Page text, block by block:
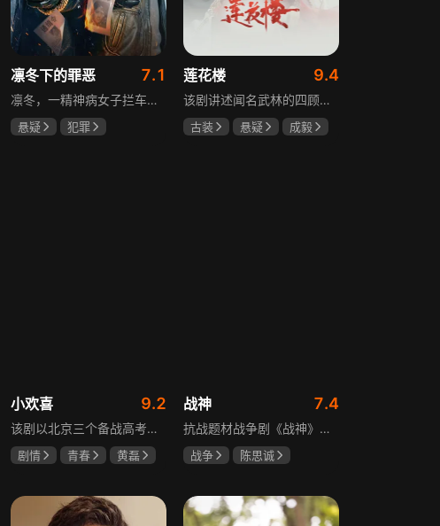
凛冬下的罪恶 7.1
凛冬，一精神病女子拦车报案，称丈夫杀人，刑警沈栋梁吴红兵由此揭开系列碎尸案真相。然而风浪未平，储蓄所抢劫杀人案，少女失踪案，流窜抢车案接连发生，沈栋梁与吴红兵追凶之际，竟牵出改变二人命运的人性悲剧。
悬疑
犯罪
莲花楼 9.4
该剧讲述闻名武林的四顾门门主李相夷在一次大战后身受重伤，从此退隐江湖成为淡泊名利的“假神医”李莲花。他遇到新交方多病与旧敌笛飞声后，重新卷入江湖。江湖暗流涌动，疑团扑朔迷离，抽丝剥茧方能断出真相，一段荡气回肠的侠义情即将热血展开，展现了侠义、探案与江湖恩怨交织的精彩故事。
古装 悬疑
成毅
小欢喜 9.2
该剧以北京三个备战高考的家庭为核心，讲述童文洁与方一凡、宋倩与乔英子、季胜利与季杨杨这几组亲子，在升学压力下，围绕成绩、陪伴、沟通等问题产生的矛盾与磨合，展现了中年家长与青春期孩子共同成长的温馨故事。
剧情 青春
黄磊
战神 7.4
抗战题材战争剧《战神》讲述太行山一带，八路军游击队司令龙大谷骁勇善战、机智过人，15岁就参加了红军，身经百战，被军中将士们奉为“战神”。抗日战争爆发前，龙大谷因在抗大学习期间为替警卫员李广出头，一时冲动出手打了同期学员张道平，受了处分。以至于在红军缩编为八路军之时，龙大谷从原来的红军副师长降为游击队司令，随行上任的只有警卫员李广和参谋刘水泉二人，以及上级领导田烽给他的五十块大洋。即便如此，龙大谷依然不屈不挠，硬是在山西这块热土上平地拉起一支敢打、能拼、必胜，号称“龙支队”的作战队伍，凭借丰富的作战经验打赢了一场又一场的恶战，威震敌方！
战争
陈思诚